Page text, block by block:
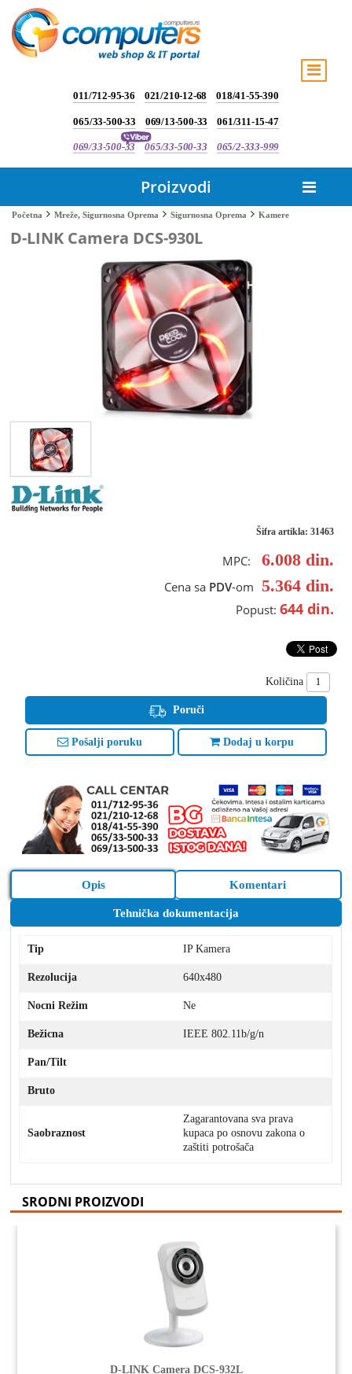
011/712-95-36 021/210-12-68 018/41-55-390
065/33-500-33 069/13-500-33 061/311-15-47
069/33-500-33 065/33-500-33 065/2-333-999
Proizvodi
Početna Mreže, Sigurnosna Oprema Sigurnosna Oprema Kamere
D-LINK Camera DCS-930L
Šifra artikla: 31463
MPC: 6.008 din.
Cena sa PDV-om 5.364 din.
Popust: 644 din.
Količina
Poruči
Pošalji poruku Dodaj u korpu
Opis
Tehnička dokumentacija
Komentari
Tip IP Kamera
Rezolucija 640x480
Nocni Režim Ne
Bežicna IEEE 802.11b/g/n
Pan/Tilt
Bruto
Saobraznost
Zagarantovana sva prava
kupaca po osnovu zakona o
zaštiti potrošača
SRODNI PROIZVODI
D-LINK Camera DCS-932L